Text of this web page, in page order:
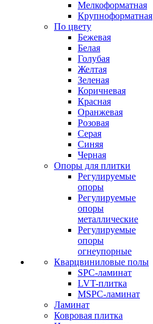
Мелкоформатная
Крупноформатная
По цвету
Бежевая
Белая
Голубая
Желтая
Зеленая
Коричневая
Красная
Оранжевая
Розовая
Серая
Синяя
Черная
Опоры для плитки
Регулируемые
опоры
Регулируемые
опоры
металлические
Регулируемые
опоры
огнеупорные
Кварцвиниловые полы
SPC-ламинат
LVT-плитка
MSPC-ламинат
Ламинат
Ковровая плитка